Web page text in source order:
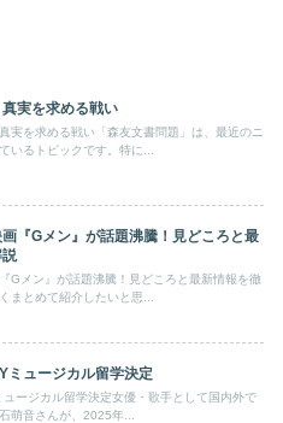
実を求める戦い
実を求める戦い「森友文書問題」は、最近のニ
いるトピックです。特に...
『Gメン』が話題沸騰！見どころと最
説
Gメン』が話題沸騰！見どころと最新情報を徹
まとめて紹介したいと思...
ミュージカル留学決定
ュージカル留学決定女優・歌手として国内外で
萌音さんが、2025年...